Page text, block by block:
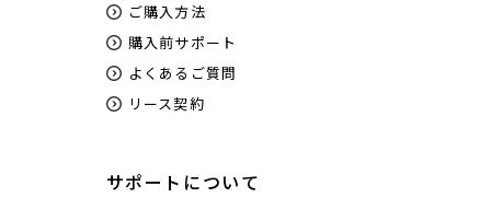
ご購入方法
購入前サポート
よくあるご質問
リース契約
サポートについて